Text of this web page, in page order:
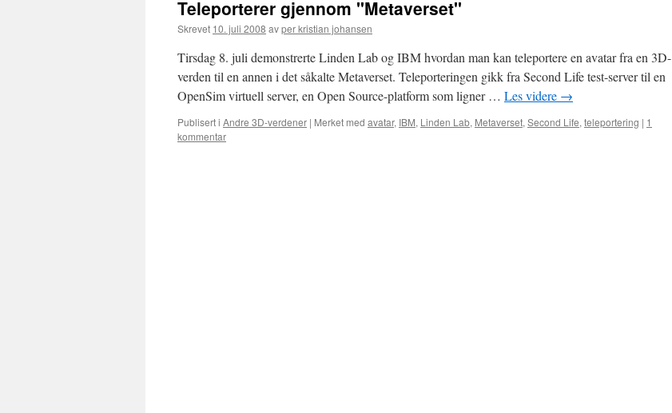
Teleporterer gjennom "Metaverset"
Skrevet 10. juli 2008 avper kristian johansen
Tirsdag 8. juli demonstrerte Linden Lab og IBM hvordan man kan teleportere en avatar fra en 3D-
verden til en annen i det såkalte Metaverset. Teleporteringen gikk fra Second Life test-server til en
OpenSim virtuell server, en Open Source-platform som ligner … Les videre →
Publisert i Andre 3D-verdener | Merket med avatar, IBM, Linden Lab, Metaverset, Second Life, teleportering | 1
kommentar